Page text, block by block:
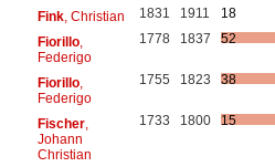
Fink, Christian 1831 1911
18
Fiorillo,
Federigo
1778 1837 52
Fiorillo,
Federigo
1755 1823 38
Fischer,
Johann
Christian
1733 1800 15